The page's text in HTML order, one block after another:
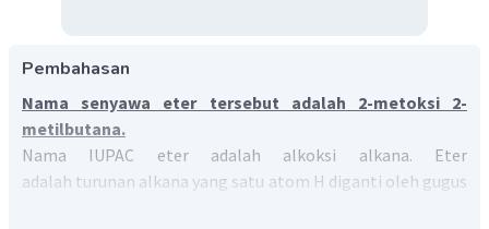
Pembahasan
Nama senyawa eter tersebut adalah 2-metoksi 2-
metilbutana.
Nama IUPAC eter adalah alkoksi alkana. Eter
adalah turunan alkana yang satu atom H diganti oleh gugus